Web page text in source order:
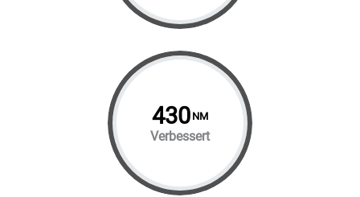
430 NM
Verbessert